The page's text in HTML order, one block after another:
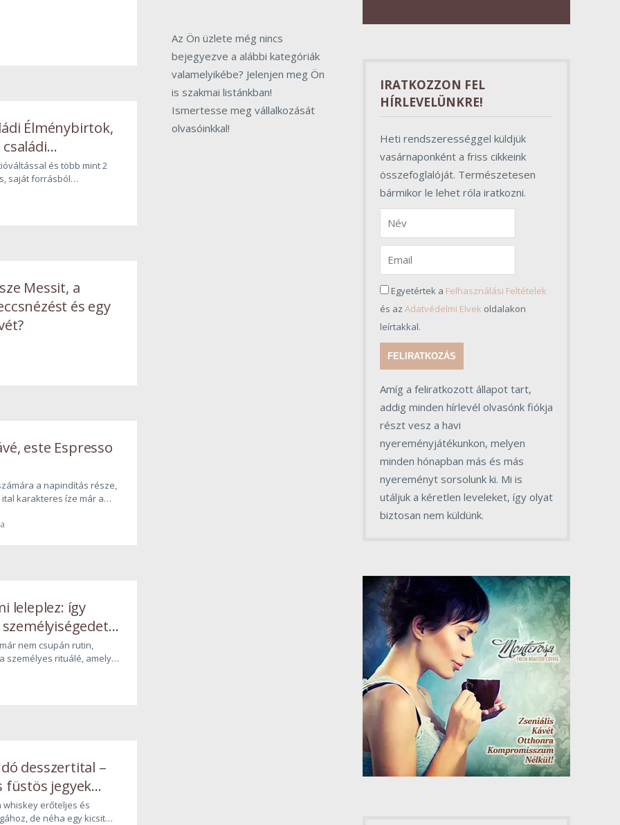
Élménybirtok,
és több mint 2
saját forrásból
Bikács-Kistápé
Messit, a
és egy
este Espresso
a napindítás része,
karakteres íze már a
Vodka
leleplez: így
nem csupán rutin,
személyes rituálé, amely
kávéfogyasztók
desszertital –
füstös jegyek
whiskey erőteljes és
de néha egy kicsit
Az Ön üzlete még nincs
bejegyezve a alábbi kategóriák
valamelyikébe? Jelenjen meg Ön
is szakmai listánkban!
Ismertesse meg vállalkozását
olvasóinkkal!
európai nézők is közelebb
IRATKOZZON FEL
HÍRLEVELÜNKRE!
Heti rendszerességgel küldjük
vasárnaponként a friss cikkeink
összefoglalóját. Természetesen
bármikor le lehet róla iratkozni.
Egyetértek a Felhasználási Feltételek
és az Adatvédelmi Elvek oldalakon
leírtakkal.
FELIRATKOZÁS
Amíg a feliratkozott állapot tart,
addig minden hírlevél olvasónk fiókja
részt vesz a havi
nyereményjátékunkon, melyen
minden hónapban más és más
nyereményt sorsolunk ki. Mi is
utáljuk a kéretlen leveleket, így olyat
biztosan nem küldünk.